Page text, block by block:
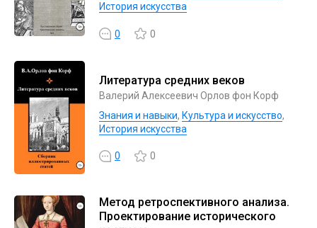
История искусства
0 0
Литература средних веков
Валерий Алексеевич Орлов фон Корф
Знания и навыки, Культура и искусство,
История искусства
0 0
Метод ретроспективного анализа.
Проектирование исторического